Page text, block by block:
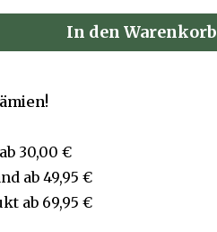
In den Warenkorb
ab 30,00 €
ab 49,95 €
ab 69,95 €